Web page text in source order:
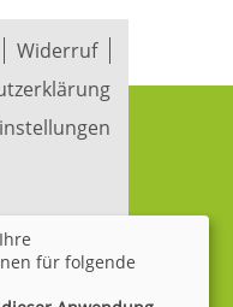
Widerruf
für folgende